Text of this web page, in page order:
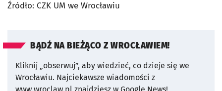
Źródło: CZK UM we Wrocławiu
BĄDŹ NA BIEŻĄCO Z WROCŁAWIEM!
Kliknij „obserwuj”, aby wiedzieć, co dzieje się we
Wrocławiu. Najciekawsze wiadomości z